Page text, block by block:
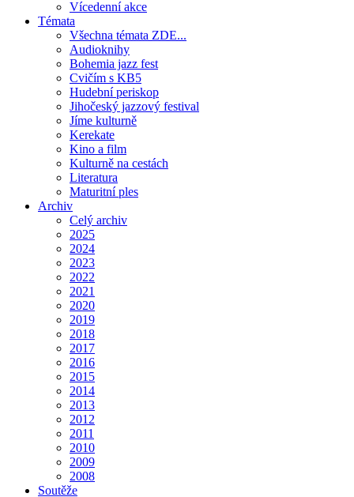
Vícedenní akce
Témata
Všechna témata ZDE...
Audioknihy
Bohemia jazz fest
Cvičím s KB5
Hudební periskop
Jihočeský jazzový festival
Jíme kulturně
Kerekate
Kino a film
Kulturně na cestách
Literatura
Maturitní ples
Archiv
Celý archiv
2025
2024
2023
2022
2021
2020
2019
2018
2017
2016
2015
2014
2013
2012
2011
2010
2009
2008
Soutěže